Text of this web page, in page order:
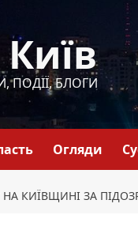
Київ
ПОДІЇ, БЛОГИ
Огляди
НА КИЇВЩИНІ ЗА